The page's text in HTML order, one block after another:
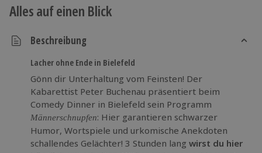
Alles auf einen Blick
Beschreibung
Lacher ohne Ende in Bielefeld
Gönn dir Unterhaltung vom Feinsten! Der
Kabarettist Peter Buchenau präsentiert beim
Comedy Dinner in Bielefeld sein Programm
Männerschnupfen: Hier garantieren schwarzer
Humor, Wortspiele und urkomische Anekdoten
schallendes Gelächter! 3 Stunden lang wirst du hier